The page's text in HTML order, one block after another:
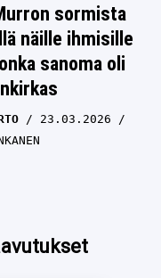
sormista
näille ihmisille
sanoma oli
23.03.2026
”490-